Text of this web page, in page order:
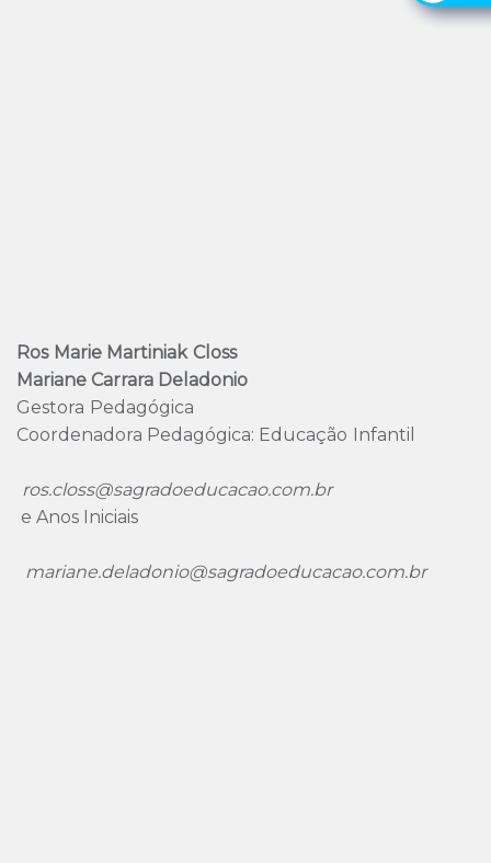
Ros Marie Martiniak Closs
Mariane Carrara Deladonio
Gestora Pedagógica
Coordenadora Pedagógica: Educação Infantil
ros.closs@sagradoeducacao.com.br
e Anos Iniciais
mariane.deladonio@sagradoeducacao.com.br